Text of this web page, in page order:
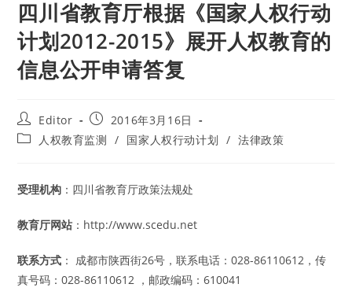
四川省教育厅根据《国家人权行动
计划2012-2015》展开人权教育的
信息公开申请答复
Post
author:
Editor
Post
published:
2016年3月16日
Post 人权教育监测 / 国家人权行动计划 / 法律政策
受理机构 ：四川省教育厅政策法规处
教育厅网站 ：http://www.scedu.net
联系方式 ： 成都市陕西街26号，联系电话：028-86110612，传
真号码：028-86110612 ，邮政编码：610041